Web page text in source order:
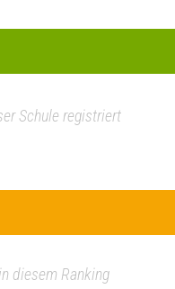
Schule registriert
diesem Ranking